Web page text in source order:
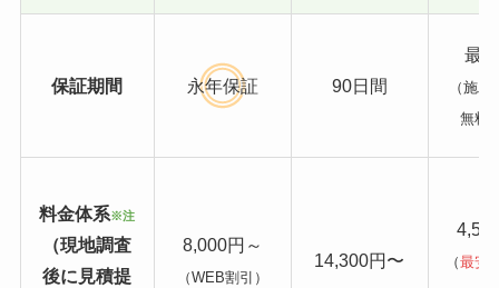
保証期間 永年保証 90日間
最
（施
無料
料金体系※注
（現地調査
後に見積提
8,000円～
（WEB割引）
14,300円〜 （最安